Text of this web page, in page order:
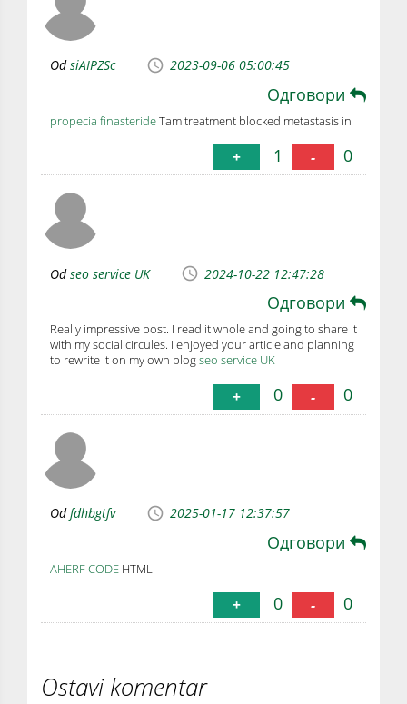
OdsiAIPZSc 2023-09-06 05:00:45
Одговори
propecia finasterideTam treatment blocked metastasis in
+ 1 - 0
Odseo service UK 2024-10-22 12:47:28
Одговори
Really impressive post. I read it whole and going to share it
with my social circules. I enjoyed your article and planning
to rewrite it on my own blogseo service UK
+ 0 - 0
Odfdhbgtfv 2025-01-17 12:37:57
Одговори
AHERF CODE HTML
+ 0 - 0
Ostavi komentar